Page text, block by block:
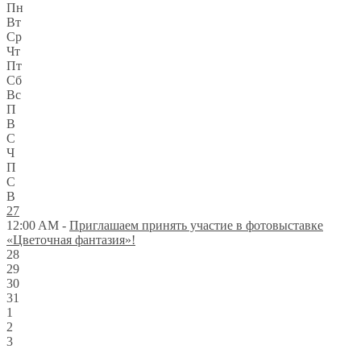
Пн
Вт
Ср
Чт
Пт
Сб
Вс
П
В
С
Ч
П
С
В
27
12:00 AM - Приглашаем принять участие в фотовыставке
«Цветочная фантазия»!
28
29
30
31
1
2
3